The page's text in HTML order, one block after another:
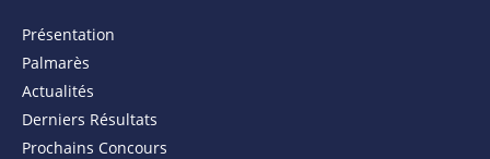
Présentation
Palmarès
Actualités
Derniers Résultats
Prochains Concours